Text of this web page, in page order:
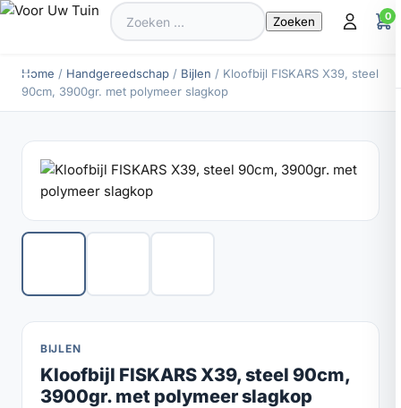
Zoeken
naar:
0
Home / Handgereedschap / Bijlen / Kloofbijl FISKARS X39, steel
90cm, 3900gr. met polymeer slagkop
BIJLEN
Kloofbijl FISKARS X39, steel 90cm,
3900gr. met polymeer slagkop